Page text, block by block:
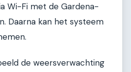
Wi-Fi met de Gardena-
Daarna kan het systeem
de weersverwachting